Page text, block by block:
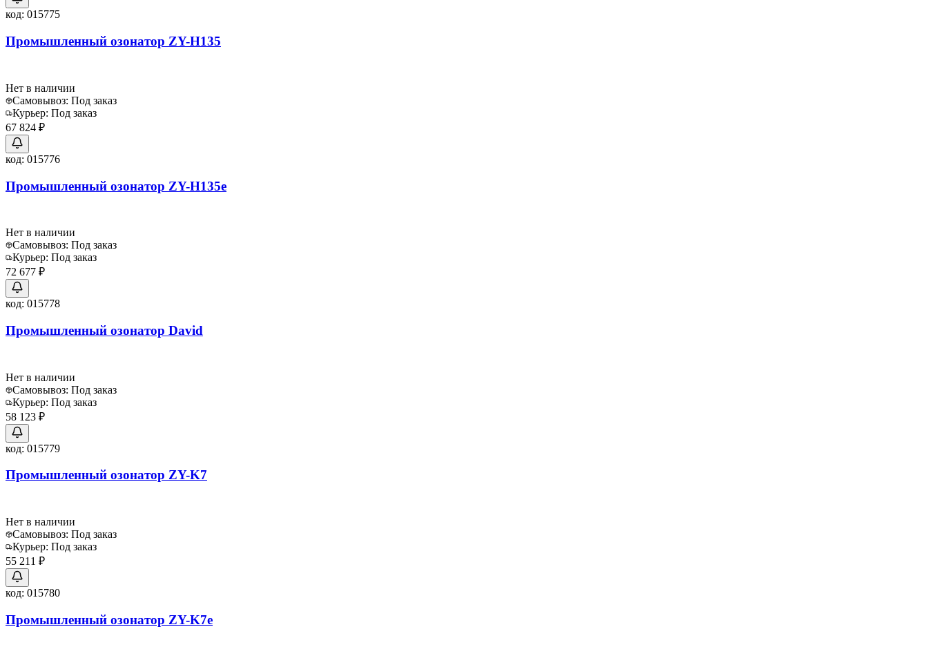
код: 015775
Промышленный озонатор ZY-H135
Нет в наличии
Самовывоз: Под заказ
Курьер: Под заказ
67 824 ₽
код: 015776
Промышленный озонатор ZY-H135e
Нет в наличии
Самовывоз: Под заказ
Курьер: Под заказ
72 677 ₽
код: 015778
Промышленный озонатор David
Нет в наличии
Самовывоз: Под заказ
Курьер: Под заказ
58 123 ₽
код: 015779
Промышленный озонатор ZY-K7
Нет в наличии
Самовывоз: Под заказ
Курьер: Под заказ
55 211 ₽
код: 015780
Промышленный озонатор ZY-K7e